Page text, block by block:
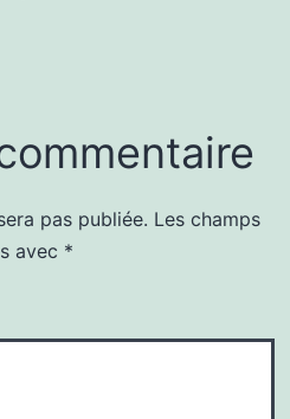
pas publiée. Les champs
avec *